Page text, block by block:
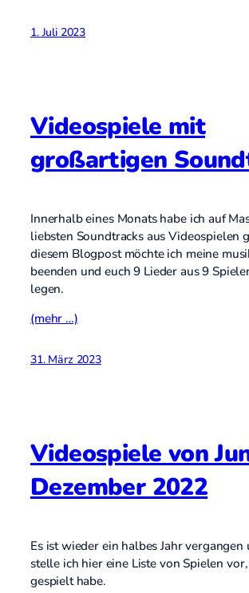
1. Juli 2023
Videospiele mit
großartigen
Innerhalb eines Monats habe ich auf
liebsten Soundtracks aus Videospielen
diesem Blogpost möchte ich meine
beenden und euch 9 Lieder aus 9
legen.
(mehr …)
31. März 2023
Videospiele von
Dezember 2022
Es ist wieder ein halbes Jahr
stelle ich hier eine Liste von Spielen
gespielt habe.